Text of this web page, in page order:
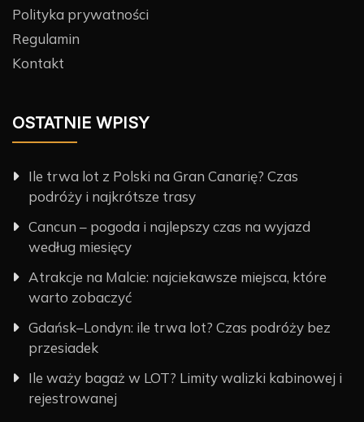
Polityka prywatności
Regulamin
Kontakt
OSTATNIE WPISY
Ile trwa lot z Polski na Gran Canarię? Czas
podróży i najkrótsze trasy
Cancun – pogoda i najlepszy czas na wyjazd
według miesięcy
Atrakcje na Malcie: najciekawsze miejsca, które
warto zobaczyć
Gdańsk–Londyn: ile trwa lot? Czas podróży bez
przesiadek
Ile waży bagaż w LOT? Limity walizki kabinowej i
rejestrowanej